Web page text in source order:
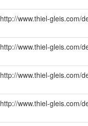
http://www.thiel-gleis.com/
http://www.thiel-gleis.com/
http://www.thiel-gleis.com/
http://www.thiel-gleis.com/